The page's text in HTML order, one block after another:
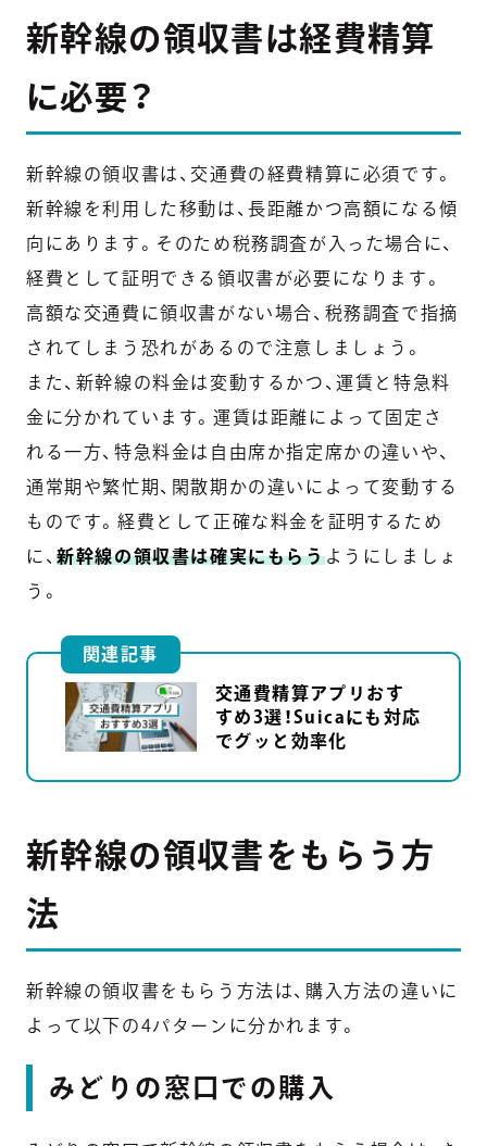
新幹線の領収書は経費精算
に必要？
新幹線の領収書は、交通費の経費精算に必須です。
新幹線を利用した移動は、長距離かつ高額になる傾
向にあります。そのため税務調査が入った場合に、
経費として証明できる領収書が必要になります。
高額な交通費に領収書がない場合、税務調査で指摘
されてしまう恐れがあるので注意しましょう。
また、新幹線の料金は変動するかつ、運賃と特急料
金に分かれています。運賃は距離によって固定さ
れる一方、特急料金は自由席か指定席かの違いや、
通常期や繁忙期、閑散期かの違いによって変動する
ものです。経費として正確な料金を証明するため
に、新幹線の領収書は確実にもらうようにしましょ
う。
関連記事
交通費精算アプリおす
すめ3選！Suicaにも対応
でグッと効率化
新幹線の領収書をもらう方
法
新幹線の領収書をもらう方法は、購入方法の違いに
よって以下の4パターンに分かれます。
みどりの窓口での購入